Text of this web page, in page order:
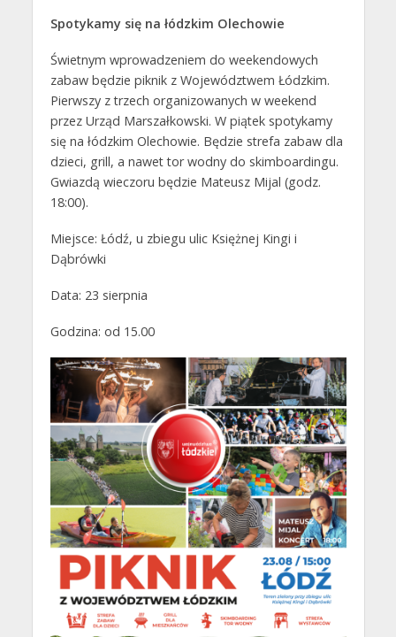
Spotykamy się na łódzkim Olechowie
Świetnym wprowadzeniem do weekendowych
zabaw będzie piknik z Województwem Łódzkim.
Pierwszy z trzech organizowanych w weekend
przez Urząd Marszałkowski. W piątek spotykamy
się na łódzkim Olechowie. Będzie strefa zabaw dla
dzieci, grill, a nawet tor wodny do skimboardingu.
Gwiazdą wieczoru będzie Mateusz Mijal (godz.
18:00).
Miejsce: Łódź, u zbiegu ulic Księżnej Kingi i
Dąbrówki
Data: 23 sierpnia
Godzina: od 15.00